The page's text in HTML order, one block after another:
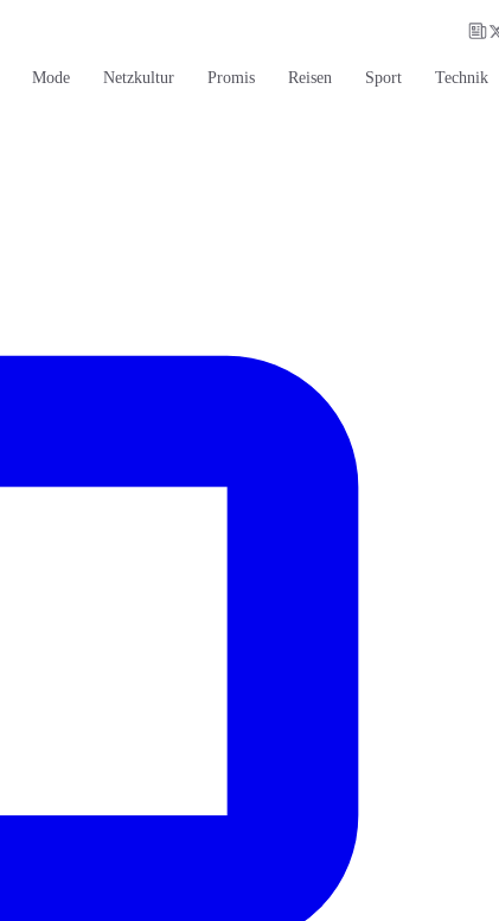
Mode Netzkultur Promis Reisen Sport Technik